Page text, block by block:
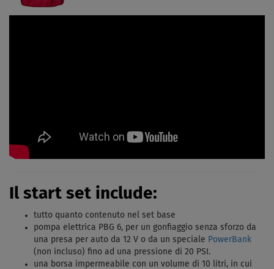
Il start set include:
tutto quanto contenuto nel set base
pompa elettrica PBG 6, per un gonfiaggio senza sforzo da
una presa per auto da 12 V o da un speciale PowerBank
(non incluso) fino ad una pressione di 20 PSI.
una borsa impermeabile con un volume di 10 litri, in cui